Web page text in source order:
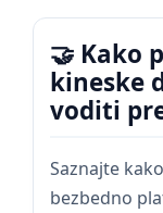
🤝 Kako
kineske
voditi
Saznajte
bezbedno